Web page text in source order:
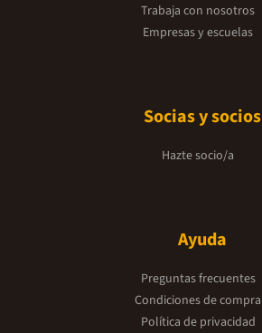
Trabaja con nosotros
Empresas y escuelas
Socias y socios
Hazte socio/a
Ayuda
Preguntas frecuentes
Condiciones de compra
Política de privacidad